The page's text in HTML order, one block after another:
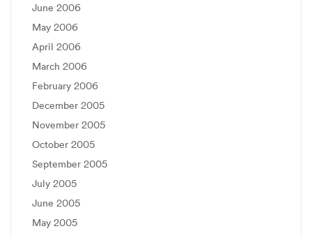
June 2006
May 2006
April 2006
March 2006
February 2006
December 2005
November 2005
October 2005
September 2005
July 2005
June 2005
May 2005